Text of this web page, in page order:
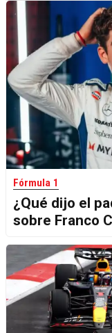
Fórmula 1
¿Qué dijo el
sobre Franco